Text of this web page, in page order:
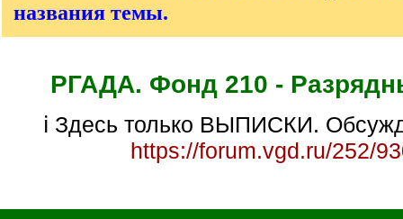
названия темы.
РГАДА. Фонд 210 -
ℹ Здесь только ВЫПИСКИ.
https://forum.vgd.ru/252/